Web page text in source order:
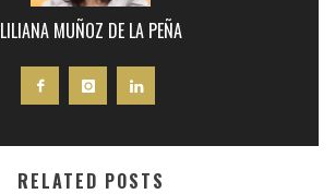
LILIANA MUÑOZ DE LA PEÑA
RELATED POSTS